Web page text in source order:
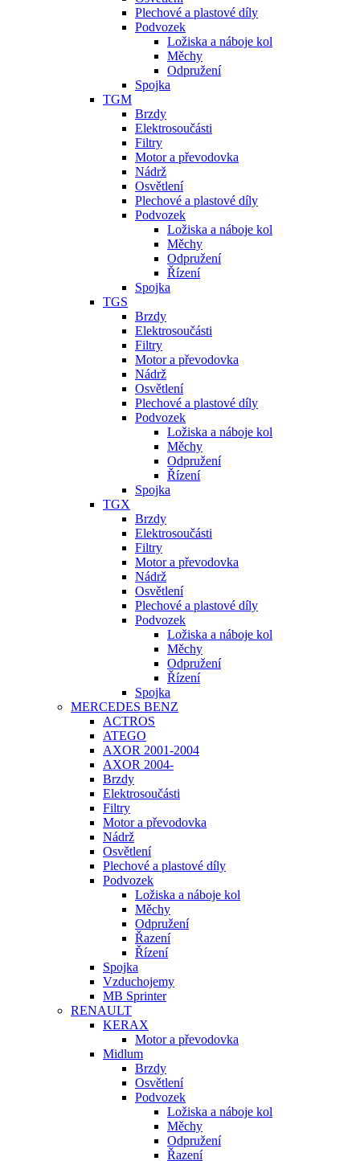
Plechové a plastové díly
Podvozek
Ložiska a náboje kol
Měchy
Odpružení
Spojka
TGM
Brzdy
Elektrosoučásti
Filtry
Motor a převodovka
Nádrž
Osvětlení
Plechové a plastové díly
Podvozek
Ložiska a náboje kol
Měchy
Odpružení
Řízení
Spojka
TGS
Brzdy
Elektrosoučásti
Filtry
Motor a převodovka
Nádrž
Osvětlení
Plechové a plastové díly
Podvozek
Ložiska a náboje kol
Měchy
Odpružení
Řízení
Spojka
TGX
Brzdy
Elektrosoučásti
Filtry
Motor a převodovka
Nádrž
Osvětlení
Plechové a plastové díly
Podvozek
Ložiska a náboje kol
Měchy
Odpružení
Řízení
Spojka
MERCEDES BENZ
ACTROS
ATEGO
AXOR 2001-2004
AXOR 2004-
Brzdy
Elektrosoučásti
Filtry
Motor a převodovka
Nádrž
Osvětlení
Plechové a plastové díly
Podvozek
Ložiska a náboje kol
Měchy
Odpružení
Řazení
Řízení
Spojka
Vzduchojemy
MB Sprinter
RENAULT
KERAX
Motor a převodovka
Midlum
Brzdy
Osvětlení
Podvozek
Ložiska a náboje kol
Měchy
Odpružení
Řazení